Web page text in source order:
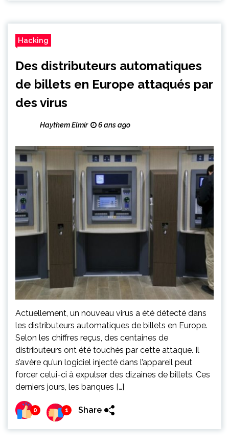
Hacking
Des distributeurs automatiques
de billets en Europe attaqués par
des virus
Haythem Elmir 6 ans ago
Actuellement, un nouveau virus a été détecté dans
les distributeurs automatiques de billets en Europe.
Selon les chiffres reçus, des centaines de
distributeurs ont été touchés par cette attaque. Il
s’avère qu’un logiciel injecté dans l’appareil peut
forcer celui-ci à expulser des dizaines de billets. Ces
derniers jours, les banques […]
0 1 Share